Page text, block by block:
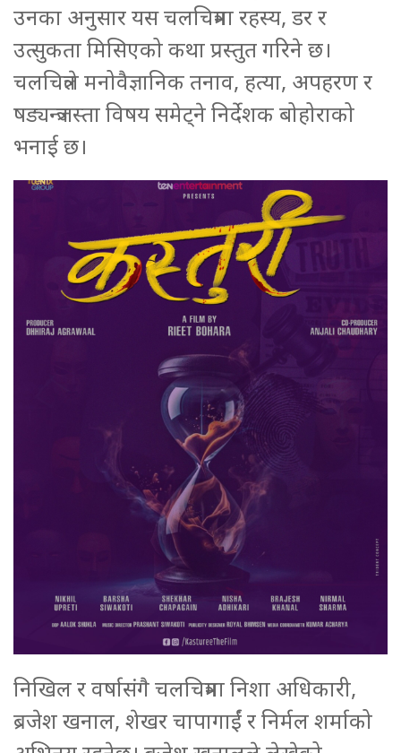
उनका अनुसार यस चलचित्रमा रहस्य, डर र
उत्सुकता मिसिएको कथा प्रस्तुत गरिने छ।
चलचित्रले मनोवैज्ञानिक तनाव, हत्या, अपहरण र
षड्यन्त्रजस्ता विषय समेट्ने निर्देशक बोहोराको
भनाई छ।
निखिल र वर्षासंगै चलचित्रमा निशा अधिकारी,
ब्रजेश खनाल, शेखर चापागाईं र निर्मल शर्माको